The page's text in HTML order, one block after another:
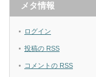
メタ情報
ログイン
投稿の RSS
コメントの RSS